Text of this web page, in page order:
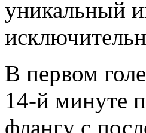
уникальный
В первом
14-й минуте
флангу с